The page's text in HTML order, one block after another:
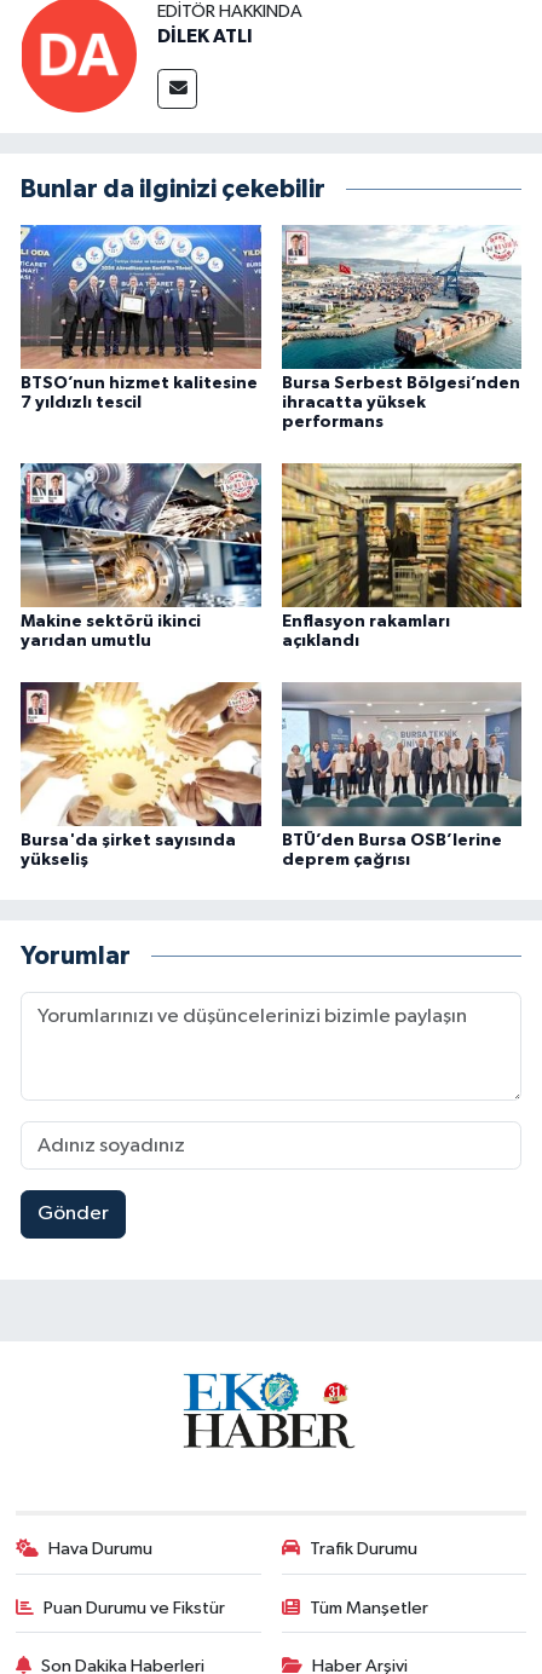
EDITÖR HAKKINDA
DİLEK ATLI
Bunlar da ilginizi çekebilir
BTSO’nun hizmet kalitesine
7 yıldızlı tescil
Bursa Serbest Bölgesi’nden
ihracatta yüksek
performans
Makine sektörü ikinci
yarıdan umutlu
Enflasyon rakamları
açıklandı
Bursa'da şirket sayısında
yükseliş
BTÜ’den Bursa OSB’lerine
deprem çağrısı
Yorumlar
Gönder
Hava Durumu Trafik Durumu
Puan Durumu ve Fikstür Tüm Manşetler
Son Dakika Haberleri Haber Arşivi